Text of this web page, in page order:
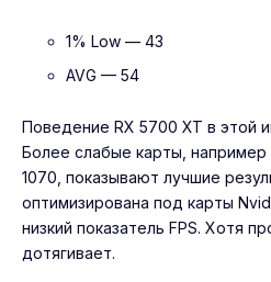
1% Low — 43
AVG — 54
Поведение RX 5700 XT в этой
Более слабые карты, например
1070, показывают лучшие
оптимизирована под карты
низкий показатель FPS. Хотя
дотягивает.